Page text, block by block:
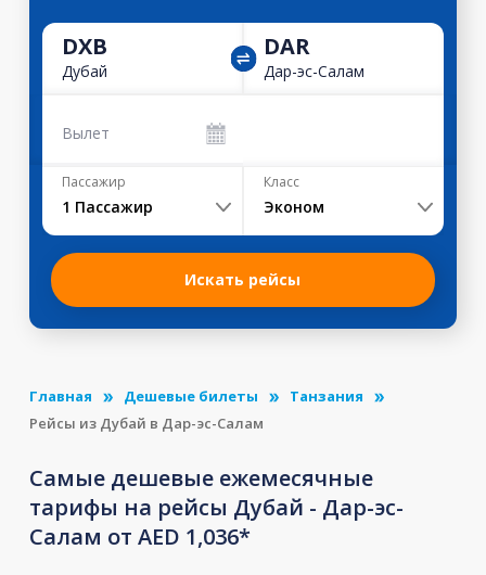
DXB
Дубай
DAR
Дар-эс-Салам
Вылет
Пассажир
1 Пассажир
Класс
Эконом
Искать рейсы
Главная Дешевые билеты
Танзания
Рейсы из Дубай в Дар-эс-Салам
Самые дешевые ежемесячные
тарифы на рейсы Дубай - Дар-эс-
Салам от AED 1,036*